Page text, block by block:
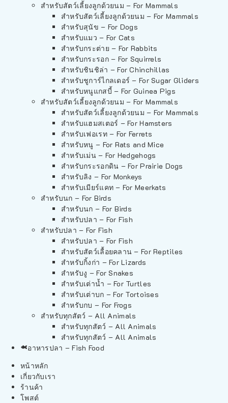
สำหรับสัตว์เลี้ยงลูกด้วยนม – For Mammals
สำหรับสัตว์เลี้ยงลูกด้วยนม – For Mammals
สำหรับสุนัข – For Dogs
สำหรับแมว – For Cats
สำหรับกระต่าย – For Rabbits
สำหรับกระรอก – For Squirrels
สำหรับชินชิล่า – For Chinchillas
สำหรับชูการ์ไกลเดอร์ – For Sugar Gliders
สำหรับหนูแกสบี้ – For Guinea Pigs
สำหรับสัตว์เลี้ยงลูกด้วยนม – For Mammals
สำหรับสัตว์เลี้ยงลูกด้วยนม – For Mammals
สำหรับแฮมสเตอร์ – For Hamsters
สำหรับเฟอเรท – For Ferrets
สำหรับหนู – For Rats and Mice
สำหรับเม่น – For Hedgehogs
สำหรับกระรอกดิน – For Prairie Dogs
สำหรับลิง – For Monkeys
สำหรับเมียร์แคท – For Meerkats
สำหรับนก – For Birds
สำหรับนก – For Birds
สำหรับปลา – For Fish
สำหรับปลา – For Fish
สำหรับปลา – For Fish
สำหรับสัตว์เลื้อยคลาน – For Reptiles
สำหรับกิ้งก่า – For Lizards
สำหรับงู – For Snakes
สำหรับเต่าน้ำ – For Turtles
สำหรับเต่าบก – For Tortoises
สำหรับกบ – For Frogs
สำหรับทุกสัตว์ – All Animals
สำหรับทุกสัตว์ – All Animals
สำหรับทุกสัตว์ – All Animals
อาหารปลา – Fish Food
หน้าหลัก
เกี่ยวกับเรา
ร้านค้า
โพสต์